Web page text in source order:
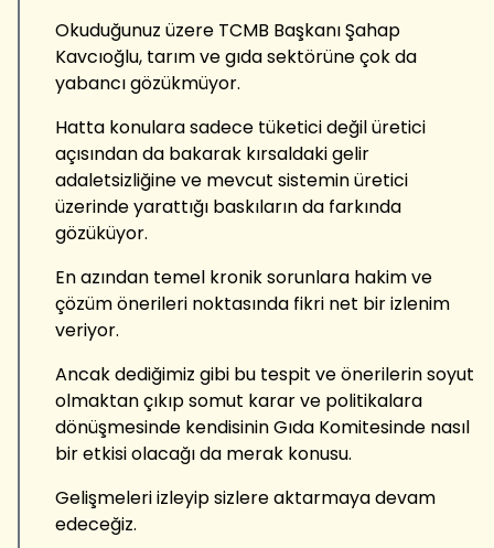
Okuduğunuz üzere TCMB Başkanı Şahap
Kavcıoğlu, tarım ve gıda sektörüne çok da
yabancı gözükmüyor.
Hatta konulara sadece tüketici değil üretici
açısından da bakarak kırsaldaki gelir
adaletsizliğine ve mevcut sistemin üretici
üzerinde yarattığı baskıların da farkında
gözüküyor.
En azından temel kronik sorunlara hakim ve
çözüm önerileri noktasında fikri net bir izlenim
veriyor.
Ancak dediğimiz gibi bu tespit ve önerilerin soyut
olmaktan çıkıp somut karar ve politikalara
dönüşmesinde kendisinin Gıda Komitesinde nasıl
bir etkisi olacağı da merak konusu.
Gelişmeleri izleyip sizlere aktarmaya devam
edeceğiz.